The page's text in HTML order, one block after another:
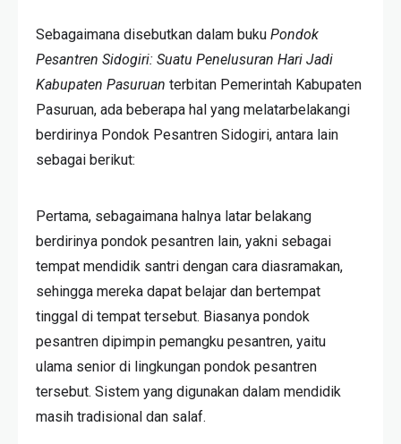
Sebagaimana disebutkan dalam buku Pondok
Pesantren Sidogiri: Suatu Penelusuran Hari Jadi
Kabupaten Pasuruan terbitan Pemerintah Kabupaten
Pasuruan, ada beberapa hal yang melatarbelakangi
berdirinya Pondok Pesantren Sidogiri, antara lain
sebagai berikut:
Pertama, sebagaimana halnya latar belakang
berdirinya pondok pesantren lain, yakni sebagai
tempat mendidik santri dengan cara diasramakan,
sehingga mereka dapat belajar dan bertempat
tinggal di tempat tersebut. Biasanya pondok
pesantren dipimpin pemangku pesantren, yaitu
ulama senior di lingkungan pondok pesantren
tersebut. Sistem yang digunakan dalam mendidik
masih tradisional dan salaf.